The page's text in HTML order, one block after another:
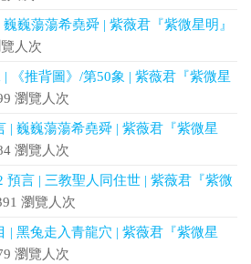
巍蕩蕩希堯舜 | 紫薇君『紫微星明』
人次
《推背圖》/第50象 | 紫薇君『紫微星
瀏覽人次
| 巍巍蕩蕩希堯舜 | 紫薇君『紫微星
瀏覽人次
預言 | 三教聖人同住世 | 紫薇君『紫微
瀏覽人次
| 黑兔走入青龍穴 | 紫薇君『紫微星
瀏覽人次